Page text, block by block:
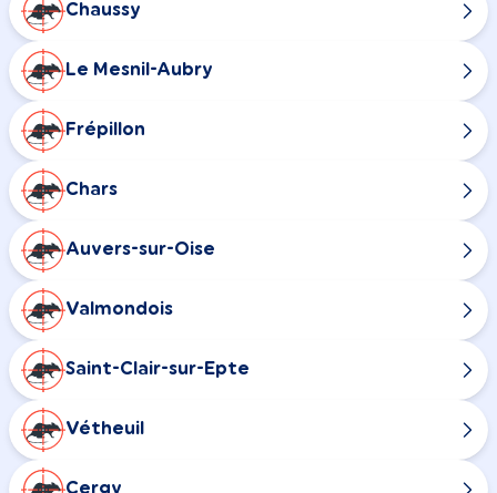
Chaussy
Le Mesnil-Aubry
Frépillon
Chars
Auvers-sur-Oise
Valmondois
Saint-Clair-sur-Epte
Vétheuil
Cergy